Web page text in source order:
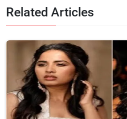
Related Articles